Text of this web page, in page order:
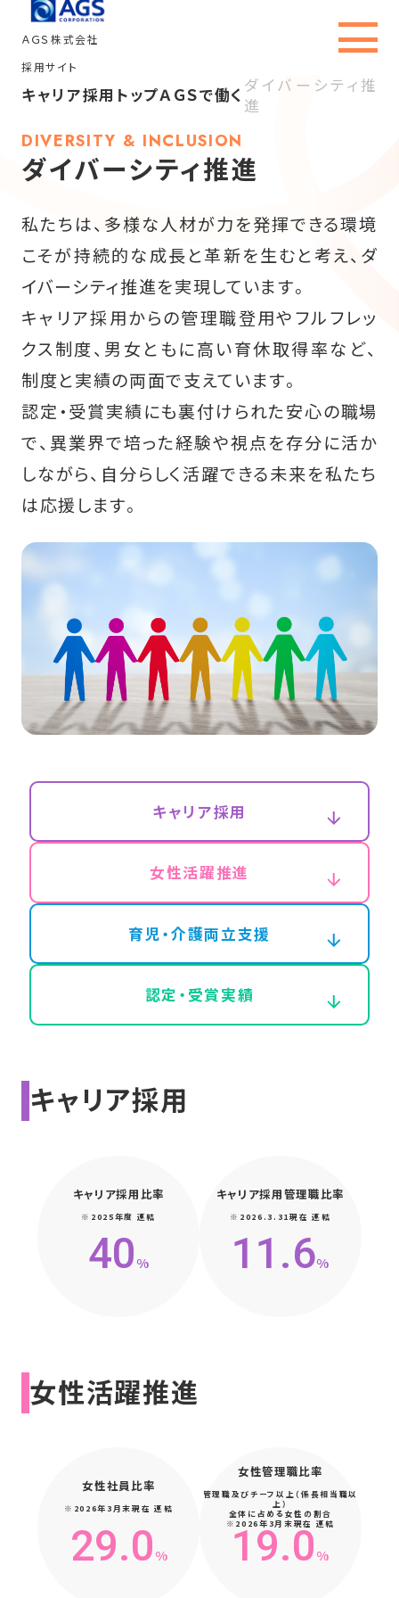
ＡＧＳ株式会社
採用サイト
キャリア採用トップ
ＡＧＳを知る
事業内容・職種
社員インタビュー
ＡＧＳで働く
採用情報
会社情報
キャリア採用トップＡＧＳで働く ダイバーシティ推
進
DIVERSITY & INCLUSION
ダイバーシティ推進
私たちは、多様な人材が力を発揮できる環境
こそが持続的な成長と革新を生むと考え、ダ
イバーシティ推進を実現しています。
キャリア採用からの管理職登用やフルフレッ
クス制度、男女ともに高い育休取得率など、
制度と実績の両面で支えています。
認定・受賞実績にも裏付けられた安心の職場
で、異業界で培った経験や視点を存分に活か
しながら、自分らしく活躍できる未来を私たち
は応援します。
キャリア採用
女性活躍推進
育児・介護両立支援
認定・受賞実績
キャリア採用
キャリア採用比率
※2025年度 連結
40%
キャリア採用管理職比率
※2026.3.31現在 連結
11.6%
女性活躍推進
女性社員比率
※2026年3月末現在 連結
29.0%
女性管理職比率
管理職及びチーフ以上（係長相当職以
上）
全体に占める女性の割合
※2026年3月末現在 連結
19.0%